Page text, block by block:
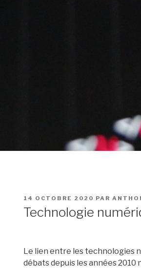
PUBLIÉ
14 OCTOBRE 2020 PAR
Technologie
Le lien entre les technologies
débats depuis les années